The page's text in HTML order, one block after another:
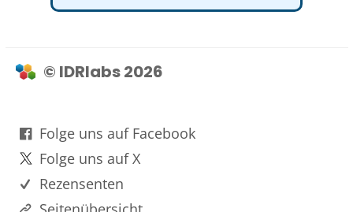
© IDRlabs 2026
Folge uns auf Facebook
Folge uns auf X
Rezensenten